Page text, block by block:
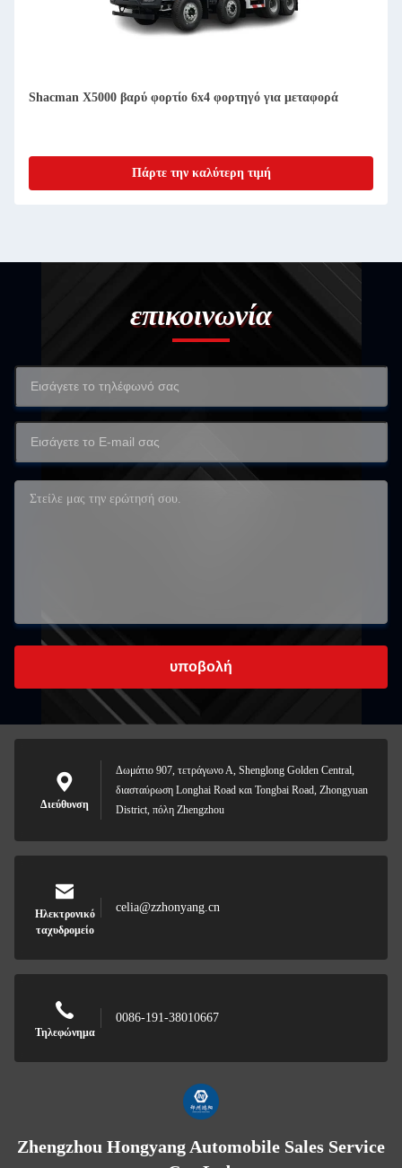
μεταφορά
15M3 χωρητικότητα Sachman F3000 Tipper
Πάρτε την καλύτερη τιμή
επικοινωνία
υποβολή
Διεύθυνση
Δωμάτιο 907, τετράγωνο Α, Shenglong Golden Central,
διασταύρωση Longhai Road και Tongbai Road, Zhongyuan
District, πόλη Zhengzhou
Ηλεκτρονικό
ταχυδρομείο
celia@zzhonyang.cn
Τηλεφώνημα
0086-191-38010667
Zhengzhou Hongyang Automobile Sales Service